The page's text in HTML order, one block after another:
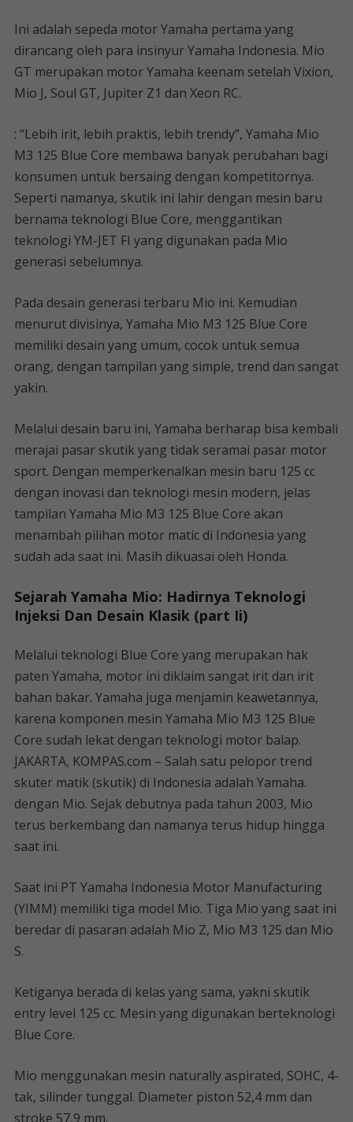
Ini adalah sepeda motor Yamaha pertama yang
dirancang oleh para insinyur Yamaha Indonesia. Mio
GT merupakan motor Yamaha keenam setelah Vixion,
Mio J, Soul GT, Jupiter Z1 dan Xeon RC.
: “Lebih irit, lebih praktis, lebih trendy”, Yamaha Mio
M3 125 Blue Core membawa banyak perubahan bagi
konsumen untuk bersaing dengan kompetitornya.
Seperti namanya, skutik ini lahir dengan mesin baru
bernama teknologi Blue Core, menggantikan
teknologi YM-JET FI yang digunakan pada Mio
generasi sebelumnya.
Pada desain generasi terbaru Mio ini. Kemudian
menurut divisinya, Yamaha Mio M3 125 Blue Core
memiliki desain yang umum, cocok untuk semua
orang, dengan tampilan yang simple, trend dan sangat
yakin.
Melalui desain baru ini, Yamaha berharap bisa kembali
merajai pasar skutik yang tidak seramai pasar motor
sport. Dengan memperkenalkan mesin baru 125 cc
dengan inovasi dan teknologi mesin modern, jelas
tampilan Yamaha Mio M3 125 Blue Core akan
menambah pilihan motor matic di Indonesia yang
sudah ada saat ini. Masih dikuasai oleh Honda.
Sejarah Yamaha Mio: Hadirnya Teknologi
Injeksi Dan Desain Klasik (part Ii)
Melalui teknologi Blue Core yang merupakan hak
paten Yamaha, motor ini diklaim sangat irit dan irit
bahan bakar. Yamaha juga menjamin keawetannya,
karena komponen mesin Yamaha Mio M3 125 Blue
Core sudah lekat dengan teknologi motor balap.
JAKARTA, KOMPAS.com – Salah satu pelopor trend
skuter matik (skutik) di Indonesia adalah Yamaha.
dengan Mio. Sejak debutnya pada tahun 2003, Mio
terus berkembang dan namanya terus hidup hingga
saat ini.
Saat ini PT Yamaha Indonesia Motor Manufacturing
(YIMM) memiliki tiga model Mio. Tiga Mio yang saat ini
beredar di pasaran adalah Mio Z, Mio M3 125 dan Mio
S.
Ketiganya berada di kelas yang sama, yakni skutik
entry level 125 cc. Mesin yang digunakan berteknologi
Blue Core.
Mio menggunakan mesin naturally aspirated, SOHC, 4-
tak, silinder tunggal. Diameter piston 52,4 mm dan
stroke 57,9 mm.